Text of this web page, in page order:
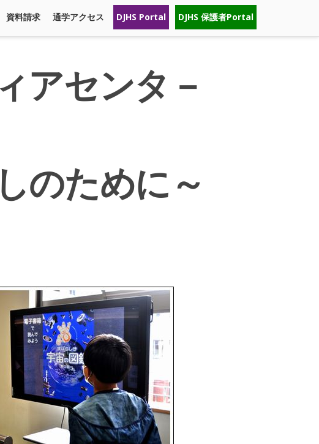
資料請求 通学アクセス DJHS Portal DJHS 保護者Portal
アセンタ－
のために～